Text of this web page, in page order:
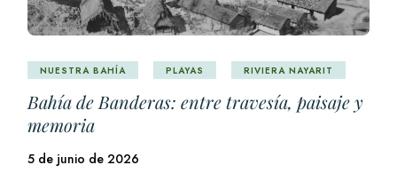
NUESTRA BAHÍA PLAYAS RIVIERA NAYARIT
Bahía de Banderas: entre travesía, paisaje y
memoria
5 de junio de 2026